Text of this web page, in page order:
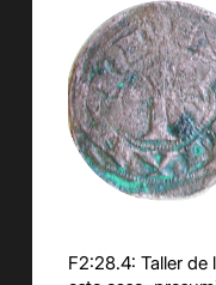
F2:28.4: Taller